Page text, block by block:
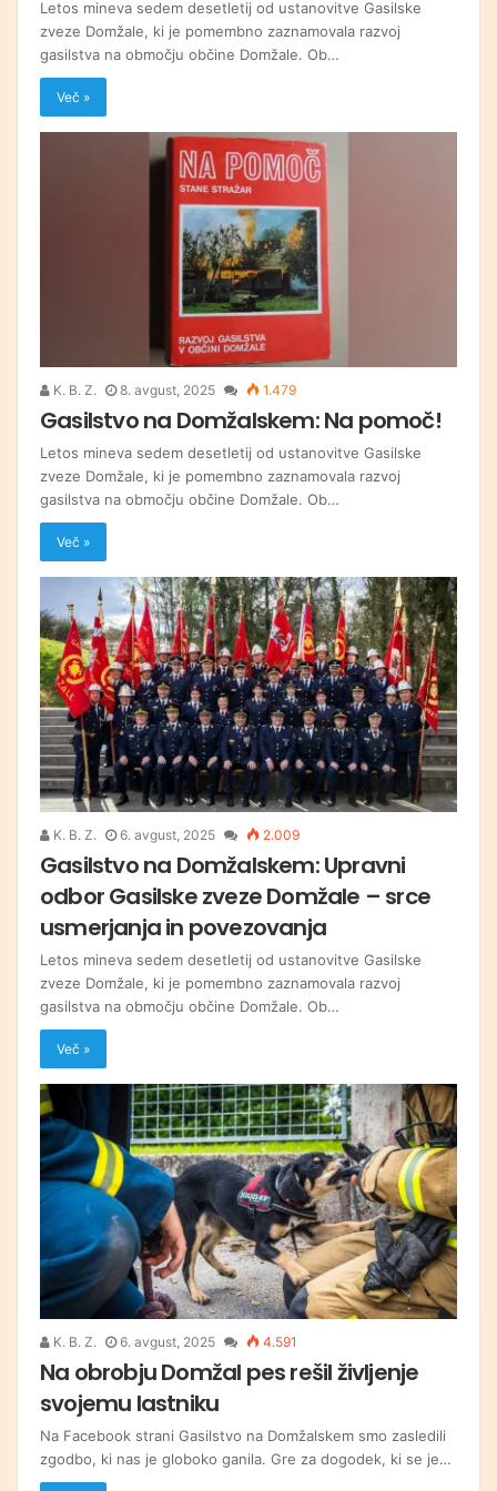
Letos mineva sedem desetletij od ustanovitve Gasilske
zveze Domžale, ki je pomembno zaznamovala razvoj
gasilstva na območju občine Domžale. Ob…
Več »
K. B. Z. 8. avgust, 2025 1.479
Gasilstvo na Domžalskem: Na pomoč!
Letos mineva sedem desetletij od ustanovitve Gasilske
zveze Domžale, ki je pomembno zaznamovala razvoj
gasilstva na območju občine Domžale. Ob…
Več »
K. B. Z. 6. avgust, 2025 2.009
Gasilstvo na Domžalskem: Upravni
odbor Gasilske zveze Domžale – srce
usmerjanja in povezovanja
Letos mineva sedem desetletij od ustanovitve Gasilske
zveze Domžale, ki je pomembno zaznamovala razvoj
gasilstva na območju občine Domžale. Ob…
Več »
K. B. Z. 6. avgust, 2025 4.591
Na obrobju Domžal pes rešil življenje
svojemu lastniku
Na Facebook strani Gasilstvo na Domžalskem smo zasledili
zgodbo, ki nas je globoko ganila. Gre za dogodek, ki se je…